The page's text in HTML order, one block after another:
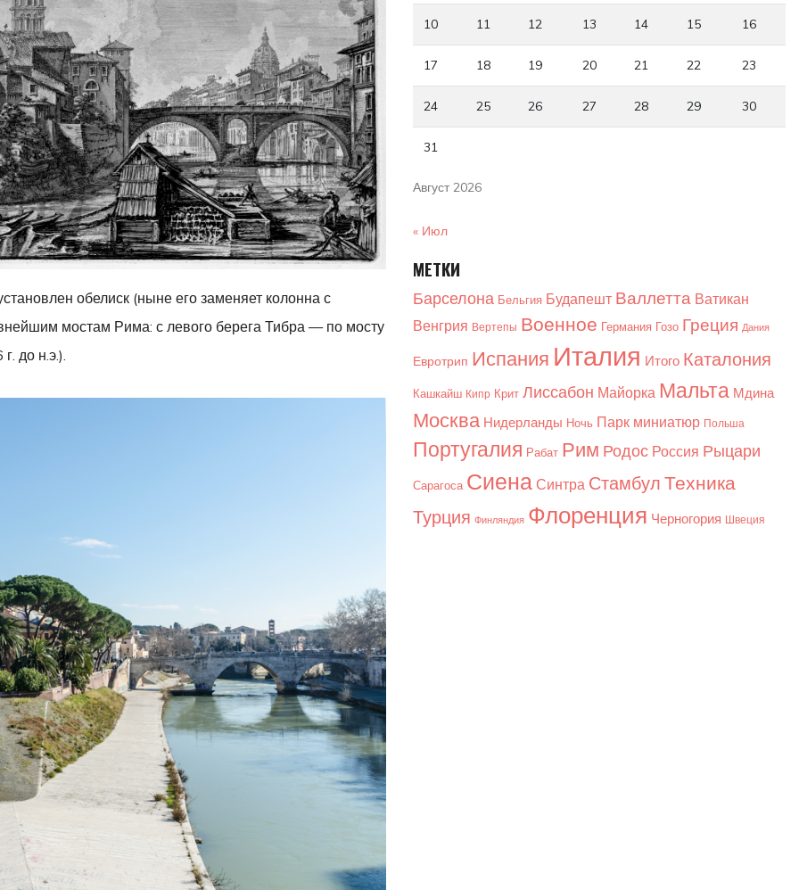
обелиск (ныне его заменяет колонна с
мостам Рима: с левого берега Тибра — по мосту
до н.э.).
Август 2026
10 11 12 13 14 15 16
17 18 19 20 21 22 23
24 25 26 27 28 29 30
31
« Июл
МЕТКИ
Барселона Бельгия Будапешт Валлетта Ватикан
Венгрия Вертепы Военное Германия Гозо Греция Дания
Евротрип Испания Италия Итого Каталония
Кашкайш Кипр Крит Лиссабон Майорка Мальта Мдина
Москва Нидерланды Ночь Парк миниатюр Польша
Португалия Рабат Рим Родос Россия Рыцари
Сарагоса Сиена Синтра Стамбул Техника
Турция Финляндия Флоренция Черногория Швеция